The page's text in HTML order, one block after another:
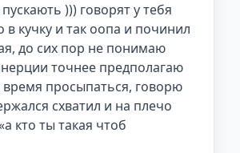
))) говорят у тебя
в кучку и так оопа и починил
до сих пор не понимаю
точнее предполагаю
время просыпаться, говорю
схватил и на плечо
кто ты такая чтоб